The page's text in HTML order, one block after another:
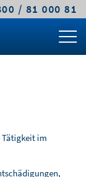
/ 81 000 81
Tätigkeit im